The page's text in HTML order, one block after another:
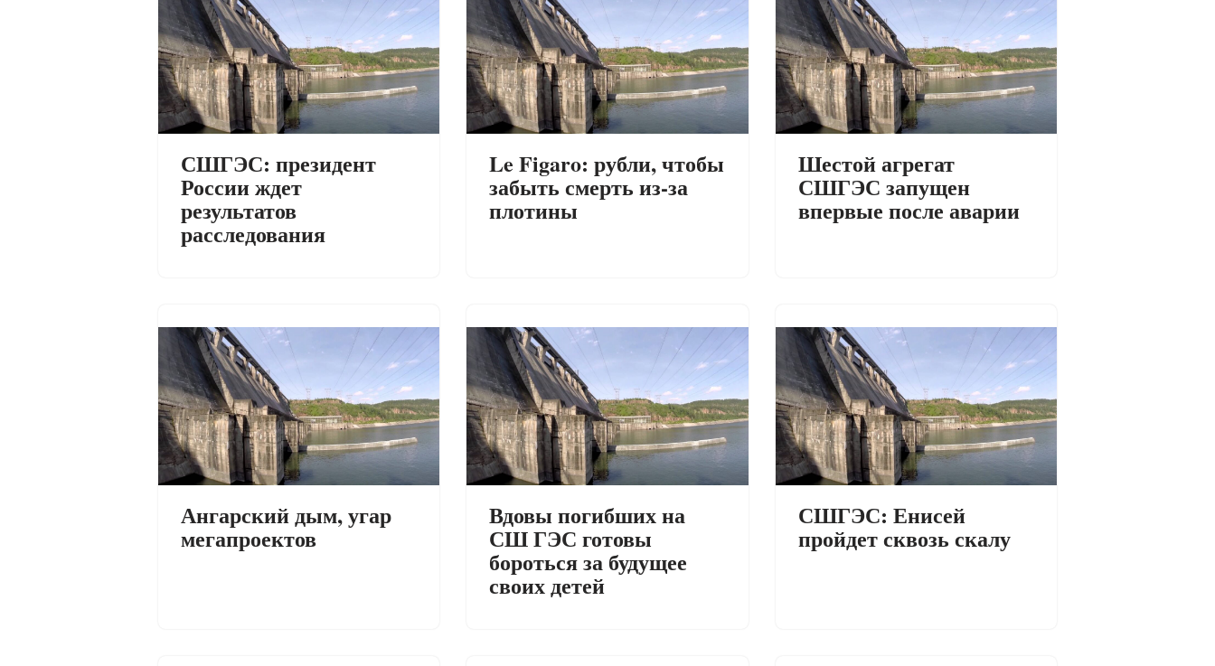
СШГЭС: президент
России ждет
результатов
расследования
Le Figaro: рубли, чтобы
забыть смерть из-за
плотины
Шестой агрегат
СШГЭС запущен
впервые после аварии
Ангарский дым, угар
мегапроектов
Вдовы погибших на
СШ ГЭС готовы
бороться за будущее
своих детей
СШГЭС: Енисей
пройдет сквозь скалу